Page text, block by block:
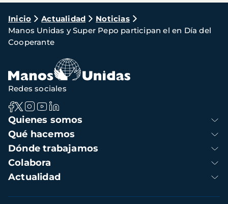
Ruta
de
navegación
Inicio Actualidad
Noticias
Manos Unidas y Super Pepo participan el en Día del
Cooperante
Navegación
principal
Quienes somos
Qué hacemos
Dónde trabajamos
Colabora
Actualidad
Redes sociales